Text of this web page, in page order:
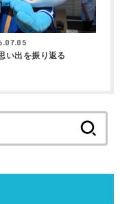
い出を振り返る